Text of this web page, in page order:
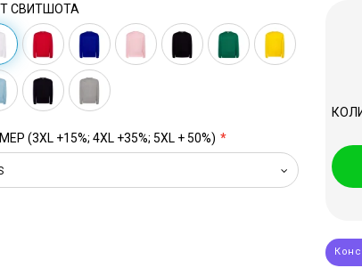
СВИТШОТА
(3XL +15%; 4XL +35%; 5XL + 50%)